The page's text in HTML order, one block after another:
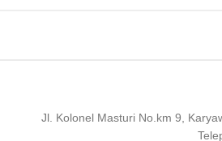
Jl. Kolonel Masturi No.km 9,